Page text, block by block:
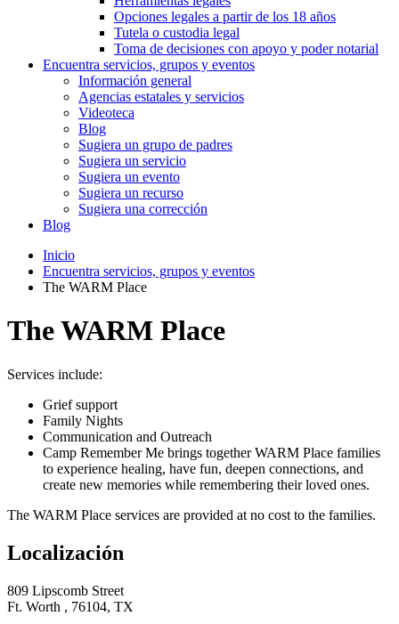
Opciones legales a partir de los 18 años
Tutela o custodia legal
Toma de decisiones con apoyo y poder notarial
Encuentra servicios, grupos y eventos
Información general
Agencias estatales y servicios
Videoteca
Blog
Sugiera un grupo de padres
Sugiera un servicio
Sugiera un evento
Sugiera un recurso
Sugiera una corrección
Blog
Inicio
Encuentra servicios, grupos y eventos
The WARM Place
The WARM Place
Services include:
Grief support
Family Nights
Communication and Outreach
Camp Remember Me brings together WARM Place families
to experience healing, have fun, deepen connections, and
create new memories while remembering their loved ones.
The WARM Place services are provided at no cost to the families.
Localización
809 Lipscomb Street
Ft. Worth , 76104, TX